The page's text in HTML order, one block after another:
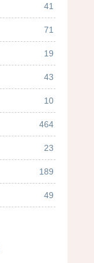
41
71
19
43
10
464
23
189
49